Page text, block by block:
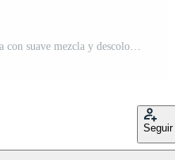
un escabroso verde cepillo carrera con suave mezcla y descolorido grunge bordes PNG Gratis
Seguir